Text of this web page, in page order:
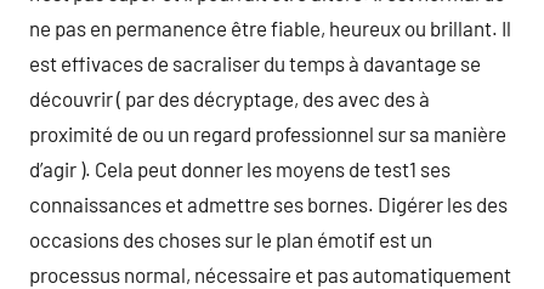
ne pas en permanence être fiable, heureux ou brillant. Il
est effivaces de sacraliser du temps à davantage se
découvrir ( par des décryptage, des avec des à
proximité de ou un regard professionnel sur sa manière
d’agir ). Cela peut donner les moyens de test1 ses
connaissances et admettre ses bornes. Digérer les des
occasions des choses sur le plan émotif est un
processus normal, nécessaire et pas automatiquement